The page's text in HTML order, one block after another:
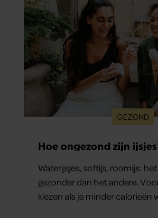
GEZOND
Hoe ongezond zijn
Waterijsjes, softijs, roomijs:
gezonder dan het andere.
kiezen als je minder calorieën